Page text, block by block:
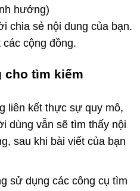
hưởng)
chia sẻ nội dung của bạn.
cộng đồng.
cho tìm kiếm
liên kết thực sự quy mô,
dùng vẫn sẽ tìm thấy nội
sau khi bài viết của bạn
sử dụng các công cụ tìm